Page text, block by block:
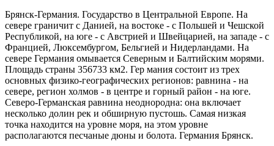
Брянск-Германия. Государство в Центральной Европе. На
севере граничит с Данией, на востоке - с Польшей и Чешской
Республикой, на юге - с Австрией и Швейцарией, на западе - с
Францией, Люксембургом, Бельгией и Нидерландами. На
севере Германия омывается Северным и Балтийским морями.
Площадь страны 356733 км2. Гер мания состоит из трех
основных физико-географических регионов: равнина - на
севере, регион холмов - в центре и горный район - на юге.
Северо-Германская равнина неоднородна: она включает
несколько долин рек и обширную пустошь. Самая низкая
точка находится на уровне моря, на этом уровне
располагаются песчаные дюны и болота. Германия Брянск.